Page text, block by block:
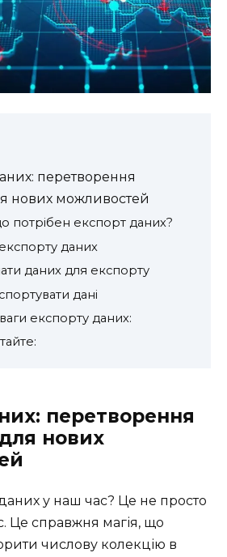
перетворення
нових можливостей
потрібен експорт даних?
даних
даних для експорту
дані
експорту даних:
перетворення
нових
у наш час? Це не просто
Це справжня магія, що
числову колекцію в